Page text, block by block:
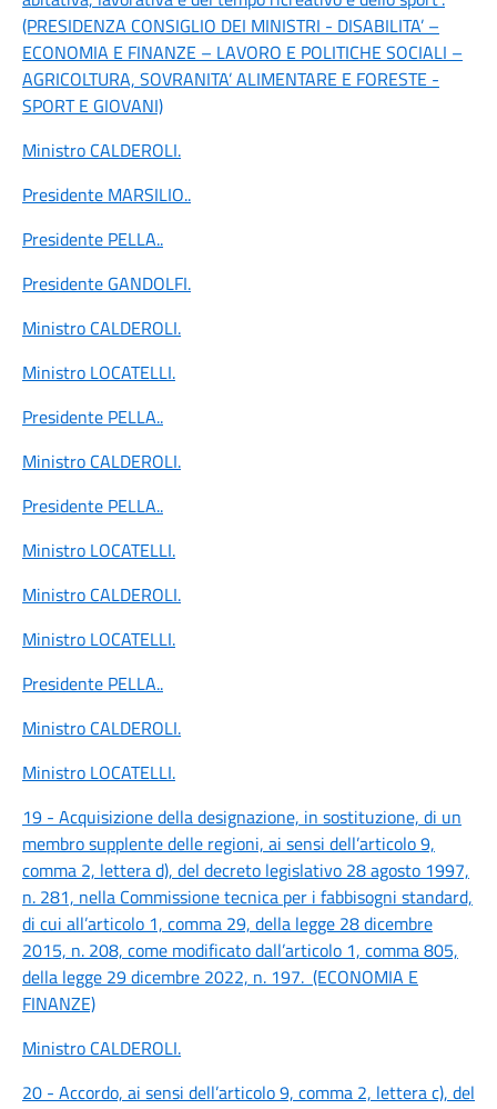
(PRESIDENZA CONSIGLIO DEI MINISTRI - DISABILITA’ –
ECONOMIA E FINANZE – LAVORO E POLITICHE SOCIALI –
AGRICOLTURA, SOVRANITA’ ALIMENTARE E FORESTE -
SPORT E GIOVANI)
Ministro CALDEROLI.
Presidente MARSILIO..
Presidente PELLA..
Presidente GANDOLFI.
Ministro CALDEROLI.
Ministro LOCATELLI.
Presidente PELLA..
Ministro CALDEROLI.
Presidente PELLA..
Ministro LOCATELLI.
Ministro CALDEROLI.
Ministro LOCATELLI.
Presidente PELLA..
Ministro CALDEROLI.
Ministro LOCATELLI.
19 - Acquisizione della designazione, in sostituzione, di un
membro supplente delle regioni, ai sensi dell’articolo 9,
comma 2, lettera d), del decreto legislativo 28 agosto 1997,
n. 281, nella Commissione tecnica per i fabbisogni standard,
di cui all’articolo 1, comma 29, della legge 28 dicembre
2015, n. 208, come modificato dall’articolo 1, comma 805,
della legge 29 dicembre 2022, n. 197. (ECONOMIA E
FINANZE)
Ministro CALDEROLI.
20 - Accordo, ai sensi dell’articolo 9, comma 2, lettera c), del